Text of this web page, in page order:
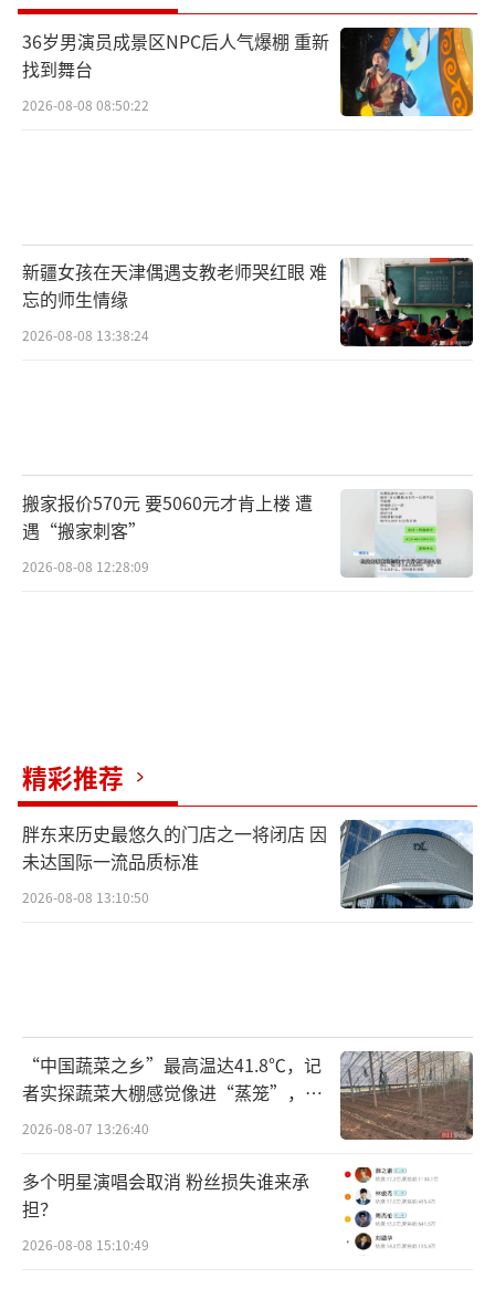
36岁男演员成景区NPC后人气爆棚 重新
找到舞台
2026-08-08 08:50:22
新疆女孩在天津偶遇支教老师哭红眼 难
忘的师生情缘
2026-08-08 13:38:24
搬家报价570元 要5060元才肯上楼 遭
遇“搬家刺客”
2026-08-08 12:28:09
精彩推荐
胖东来历史最悠久的门店之一将闭店 因
未达国际一流品质标准
2026-08-08 13:10:50
“中国蔬菜之乡”最高温达41.8℃，记
者实探蔬菜大棚感觉像进“蒸笼”，有
村民称只能凌晨两点起来干活
2026-08-07 13:26:40
多个明星演唱会取消 粉丝损失谁来承
担？
2026-08-08 15:10:49